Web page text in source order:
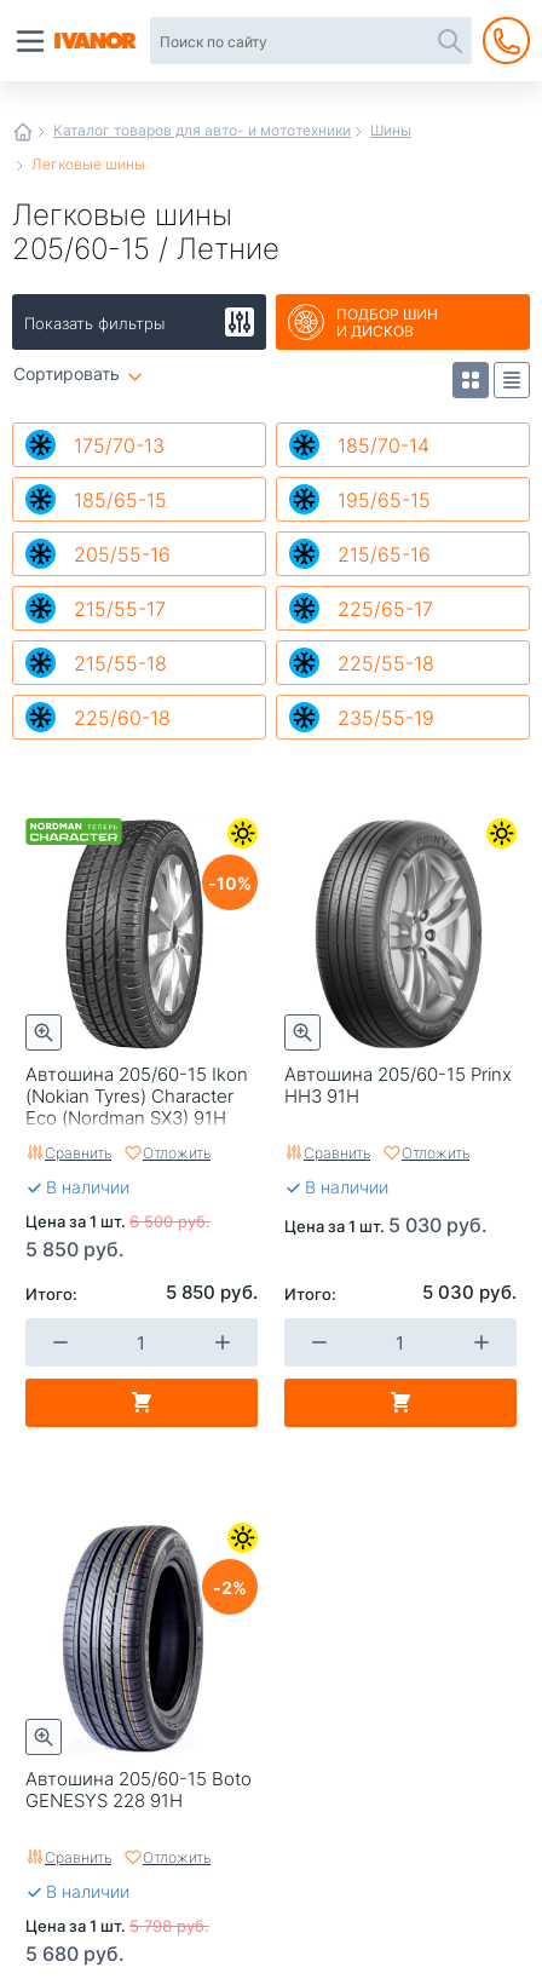
Каталог товаров для авто- и мототехники
Шины
Легковые шины
Легковые шины
205/60-15 / Летние
Показать фильтры
ПОДБОР ШИН
И ДИСКОВ
Сортировать
175/70-13 185/70-14
185/65-15 195/65-15
205/55-16 215/65-16
215/55-17 225/65-17
215/55-18 225/55-18
225/60-18 235/55-19
Автошина 205/60-15 Ikon
(Nokian Tyres) Character
Eco (Nordman SX3) 91H
10
Сравнить Отложить
В наличии
Цена за 1 шт. 6 500 руб.
5 850 руб.
Итого: 5 850 руб.
Автошина 205/60-15 Prinx
HH3 91H
Сравнить Отложить
В наличии
Цена за 1 шт. 5 030 руб.
Итого: 5 030 руб.
Автошина 205/60-15 Boto
GENESYS 228 91H
2
Сравнить Отложить
В наличии
Цена за 1 шт. 5 798 руб.
5 680 руб.
интернет-